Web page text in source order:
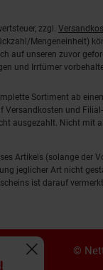
Fenster
zzgl.
Mengeneinheit)
auf unseren zuvor
und Irrtümer
Sortiment ab
Versandkosten und
ausgezahlt. Nicht mit
Artikels (solange
jeglicher Art nicht
ist darauf vermerkt.
©